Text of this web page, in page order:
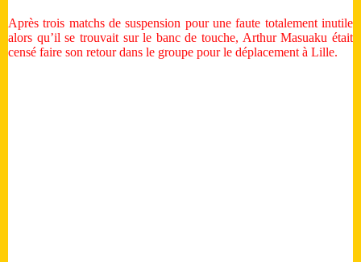
Après trois matchs de suspension pour une faute totalement inutile
alors qu’il se trouvait sur le banc de touche, Arthur Masuaku était
censé faire son retour dans le groupe pour le déplacement à Lille.